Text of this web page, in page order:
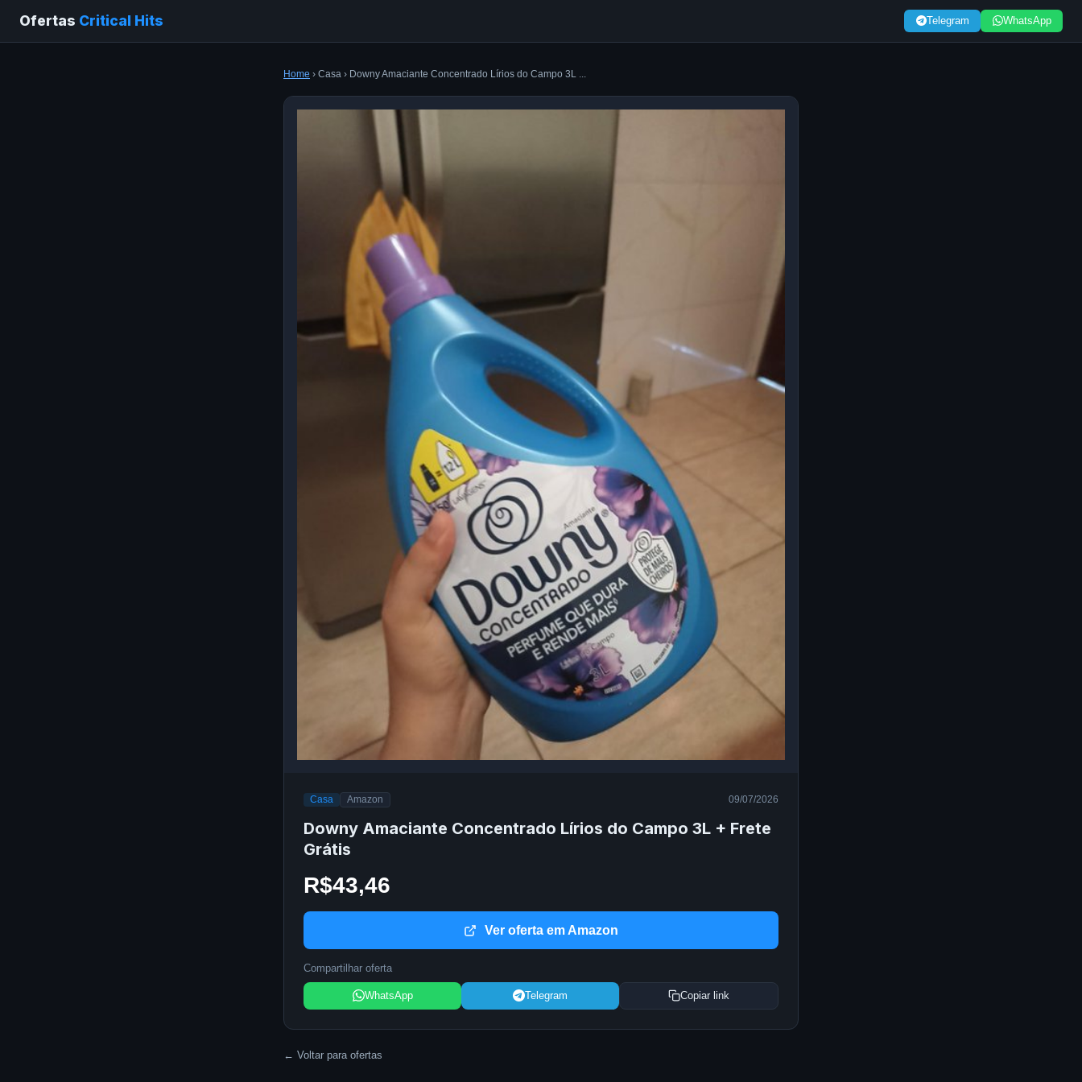
Ofertas Critical Hits Telegram WhatsApp
Home › Casa › Downy Amaciante Concentrado Lírios do Campo 3L ...
Casa Amazon 09/07/2026
Downy Amaciante Concentrado Lírios do Campo 3L + Frete
Grátis
R$43,46
Ver oferta em Amazon
Compartilhar oferta
WhatsApp Telegram Copiar link
← Voltar para ofertas